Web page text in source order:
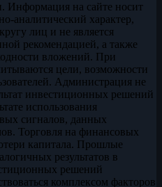
Информация на сайте носит
аналитический характер,
лиц и не является
рекомендацией, а также
вложений. При
цели, возможности
Администрация не
инвестиционных решений
использования
сигналов, данных
Торговля на финансовых
капитала. Прошлые
результатов в
решений
комплексом факторов